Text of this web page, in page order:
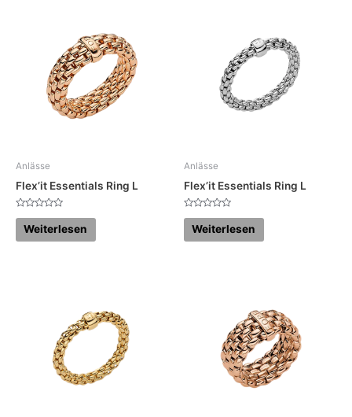
Anlässe
Flex’it Essentials Ring L
Bewertet
mit
von
Weiterlesen
Anlässe
Flex’it Essentials Ring L
Bewertet
mit
von
Weiterlesen